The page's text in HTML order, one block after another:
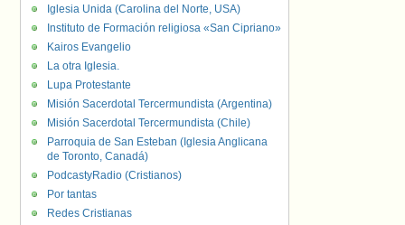
Iglesia Unida (Carolina del Norte, USA)
Instituto de Formación religiosa «San Cipriano»
Kairos Evangelio
La otra Iglesia.
Lupa Protestante
Misión Sacerdotal Tercermundista (Argentina)
Misión Sacerdotal Tercermundista (Chile)
Parroquia de San Esteban (Iglesia Anglicana
de Toronto, Canadá)
PodcastyRadio (Cristianos)
Por tantas
Redes Cristianas